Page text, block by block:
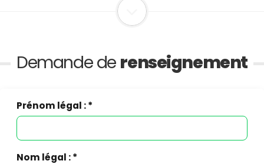
Demande de renseignement
Prénom légal : *
Nom légal : *